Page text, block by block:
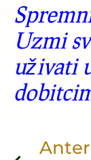
Uzmi
uživati